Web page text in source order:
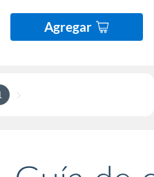
Agregar